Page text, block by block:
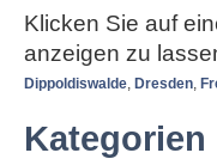
Klicken Sie auf
anzeigen zu
Dippoldiswalde, Dresden,
Kategorien